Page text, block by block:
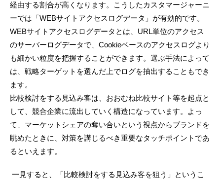
経由する割合が高くなります。こうしたカスタマージャーニ
ーでは「WEBサイトアクセスログデータ」が有効的です。
WEBサイトアクセスログデータとは、URL単位のアクセス
のサーバーログデータで、Cookieベースのアクセスログより
も細かい粒度を把握することができます。選ぶ手法によって
は、戦略ターゲットを選んだ上でログを抽出することもでき
ます。
比較検討をする見込み客は、おおむね比較サイト等を起点と
して、競合企業に流出していく構造になっています。よっ
て、マーケットシェアの奪い合いという視点からブランドを
眺めたときに、対策を講じるべき重要なタッチポイントであ
るといえます。
一見すると、「比較検討をする見込み客を狙う」というこ